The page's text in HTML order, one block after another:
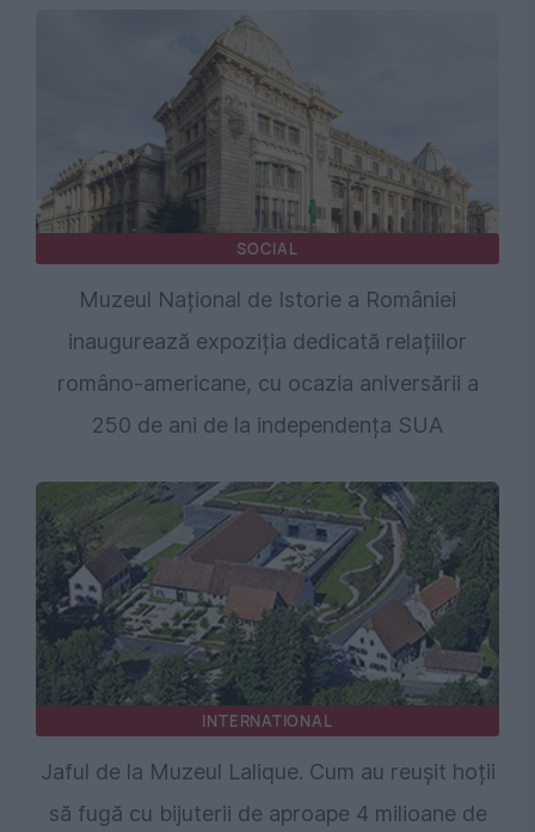
SOCIAL
Muzeul Național de Istorie a României
inaugurează expoziția dedicată relațiilor
româno-americane, cu ocazia aniversării a
250 de ani de la independența SUA
INTERNATIONAL
Jaful de la Muzeul Lalique. Cum au reușit hoții
să fugă cu bijuterii de aproape 4 milioane de